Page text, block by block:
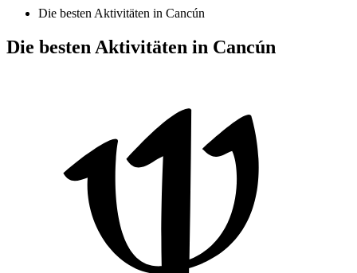
Die besten Aktivitäten in Cancún
Die besten Aktivitäten in Cancún